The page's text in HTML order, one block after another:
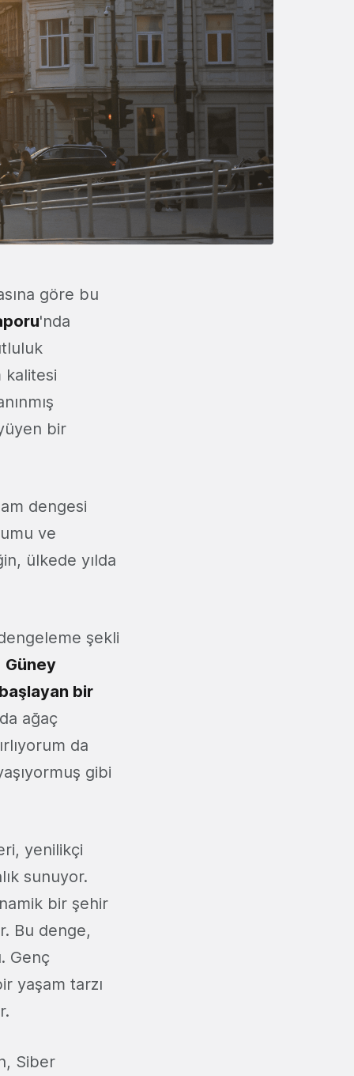
göre bu
'nda
kalitesi
bir
dengesi
ve
ülkede yılda
şekli
Güney
bir
ağaç
da
gibi
yenilikçi
sunuyor.
bir şehir
Bu denge,
Genç
yaşam tarzı
Siber